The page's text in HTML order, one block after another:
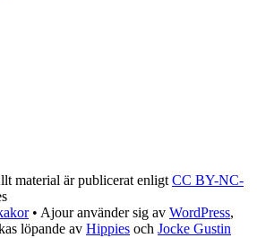
material är publicerat enligtCC BY-NC-
• Ajour använder sig av WordPress,
löpande av Hippies och Jocke Gustin